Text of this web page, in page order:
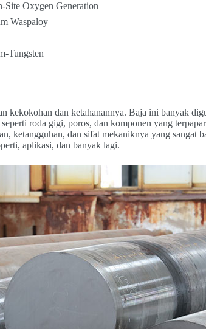
Site Oxygen Generation
Waspaloy
Tungsten
kekokohan dan ketahanannya. Baja ini banyak
roda gigi, poros, dan komponen yang
ketangguhan, dan sifat mekaniknya yang sangat
aplikasi, dan banyak lagi.